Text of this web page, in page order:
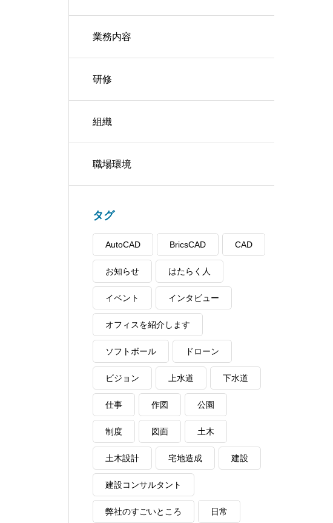
業務内容
研修
組織
職場環境
タグ
AutoCAD BricsCAD CAD
お知らせ はたらく人
イベント インタビュー
オフィスを紹介します
ソフトボール ドローン
ビジョン 上水道 下水道
仕事 作図 公園
制度 図面 土木
土木設計 宅地造成 建設
建設コンサルタント
弊社のすごいところ 日常